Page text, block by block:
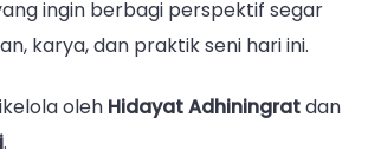
ingin berbagi perspektif segar
karya, dan praktik seni hari ini.
oleh Hidayat Adhiningratdan
.